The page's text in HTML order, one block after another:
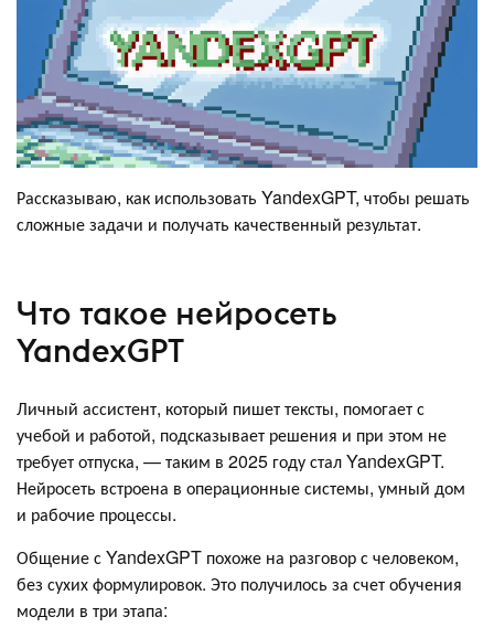
Рассказываю, как использовать YandexGPT, чтобы решать
сложные задачи и получать качественный результат.
Что такое нейросеть
YandexGPT
Личный ассистент, который пишет тексты, помогает с
учебой и работой, подсказывает решения и при этом не
требует отпуска, — таким в 2025 году стал YandexGPT.
Нейросеть встроена в операционные системы, умный дом
и рабочие процессы.
Общение с YandexGPT похоже на разговор с человеком,
без сухих формулировок. Это получилось за счет обучения
модели в три этапа: